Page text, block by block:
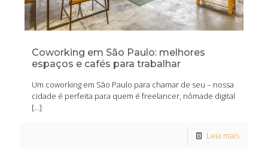
Coworking em São Paulo: melhores
espaços e cafés para trabalhar
Um coworking em São Paulo para chamar de seu – nossa
cidade é perfeita para quem é freelancer, nômade digital
[…]
Leia mais